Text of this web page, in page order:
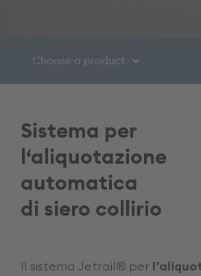
Choose a product
Jetrail Extensions
Jetrail Accessories
Sistema per
l‘aliquotazione
automatica
di siero collirio
Il sistema Jetrail® per